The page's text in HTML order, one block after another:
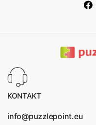
KONTAKT
info@puzzlepoint.eu